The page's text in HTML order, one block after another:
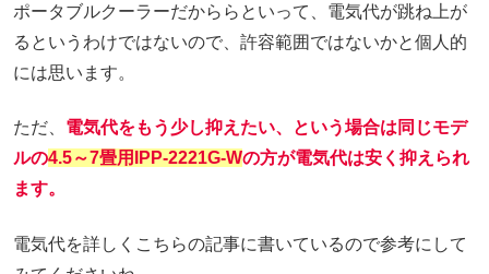
ポータブルクーラーだかららといって、電気代が跳ね上が
るというわけではないので、許容範囲ではないかと個人的
には思います。
ただ、 電気代をもう少し抑えたい、という場合は同じモデ
ルの4.5～7畳用IPP-2221G-Wの方が電気代は安く抑えられ
ます。
電気代を詳しくこちらの記事に書いているので参考にして